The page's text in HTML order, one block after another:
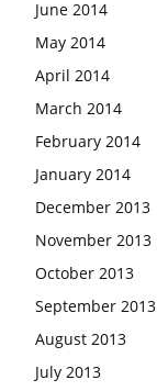
June 2014
May 2014
April 2014
March 2014
February 2014
January 2014
December 2013
November 2013
October 2013
September 2013
August 2013
July 2013